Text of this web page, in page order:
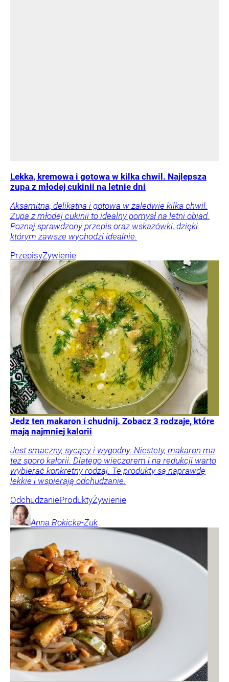
Lekka, kremowa i gotowa w kilka chwil. Najlepsza
zupa z młodej cukinii na letnie dni
Aksamitna, delikatna i gotowa w zaledwie kilka chwil.
Zupa z młodej cukinii to idealny pomysł na letni obiad.
Poznaj sprawdzony przepis oraz wskazówki, dzięki
którym zawsze wychodzi idealnie.
PrzepisyŻywienie
Jedz ten makaron i chudnij. Zobacz 3 rodzaje, które
mają najmniej kalorii
Jest smaczny, sycący i wygodny. Niestety, makaron ma
też sporo kalorii. Dlatego wieczorem i na redukcji warto
wybierać konkretny rodzaj. Te produkty są naprawdę
lekkie i wspierają odchudzanie.
OdchudzanieProduktyŻywienie
Anna Rokicka-Żuk